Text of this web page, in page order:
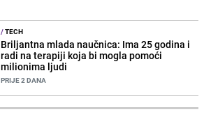
/TECH
Briljantna mlada naučnica: Ima 25 godina i
radi na terapiji koja bi mogla pomoći
milionima ljudi
PRIJE 2 DANA